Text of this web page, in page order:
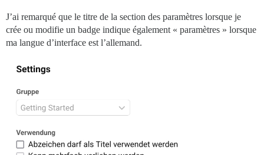
J’ai remarqué que le titre de la section des paramètres lorsque je
crée ou modifie un badge indique également « paramètres » lorsque
ma langue d’interface est l’allemand.